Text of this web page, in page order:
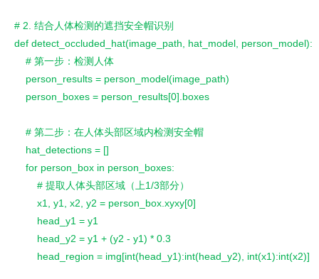
# 2. 结合人体检测的遮挡安全帽识别
def detect_occluded_hat(image_path, hat_model, person_model):
# 第一步：检测人体
person_results = person_model(image_path)
person_boxes = person_results[0].boxes
# 第二步：在人体头部区域内检测安全帽
hat_detections = []
for person_box in person_boxes:
# 提取人体头部区域（上1/3部分）
x1, y1, x2, y2 = person_box.xyxy[0]
head_y1 = y1
head_y2 = y1 + (y2 - y1) * 0.3
head_region = img[int(head_y1):int(head_y2), int(x1):int(x2)]